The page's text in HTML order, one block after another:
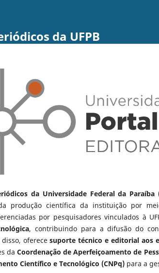
da UFPB
da Universidade Federal da Paraíba
produção científica da instituição por
por pesquisadores vinculados à
, contribuindo para a difusão do
oferecesuporte técnico e editorial aos
daCoordenação de Aperfeiçoamento de
Científico e Tecnológico (CNPq) para a